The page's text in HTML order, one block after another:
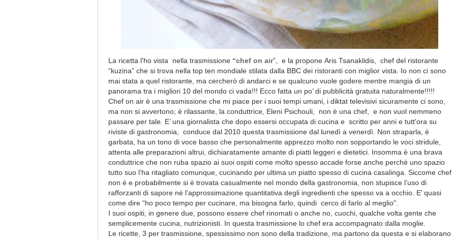
La ricetta l'ho vista nella trasmissione “chef on air”, e la propone Aris Tsanaklidis, chef del ristorante
“kuzina” che si trova nella top ten mondiale stilata dalla BBC dei ristoranti con miglior vista. Io non ci sono
mai stata a quel ristorante, ma cercherò di andarci e se qualcuno vuole godere mentre mangia di un
panorama tra i migliori 10 del mondo ci vada!!! Ecco fatta un po’ di pubblicità gratuita naturalmente!!!!!
Chef on air è una trasmissione che mi piace per i suoi tempi umani, i diktat televisivi sicuramente ci sono,
ma non si avvertono; è rilassante, la conduttrice, Eleni Psichouli,
non è una chef, e non vuol nemmeno
passare per tale. E’ una giornalista che dopo essersi occupata di cucina e scritto per anni e tutt'ora su
riviste di gastronomia, conduce dal 2010 questa trasmissione dal lunedì a venerdì. Non straparla, è
garbata, ha un tono di voce basso che personalmente apprezzo molto non sopportando le voci stridule,
attenta alle preparazioni altrui, dichiaratamente amante di piatti leggeri e dietetici. Insomma è una brava
conduttrice che non ruba spazio ai suoi ospiti come molto spesso accade forse anche perché uno spazio
tutto suo l’ha ritagliato comunque, cucinando per ultima un piatto spesso di cucina casalinga. Siccome chef
non è e probabilmente si è trovata casualmente nel mondo della gastronomia, non stupisce l’uso di
rafforzanti di sapore né l’approssimazione quantitativa degli ingredienti che spesso va a occhio. E’ quasi
come dire “ho poco tempo per cucinare, ma bisogna farlo, quindi cerco di farlo al meglio".
I suoi ospiti, in genere due, possono essere chef rinomati o anche no, cuochi, qualche volta gente che
semplicemente cucina, nutrizionisti. In questa trasmissione lo chef era accompagnato dalla moglie.
Le ricette, 3 per trasmissione, spessissimo non sono della tradizione, ma partono da questa e si elaborano